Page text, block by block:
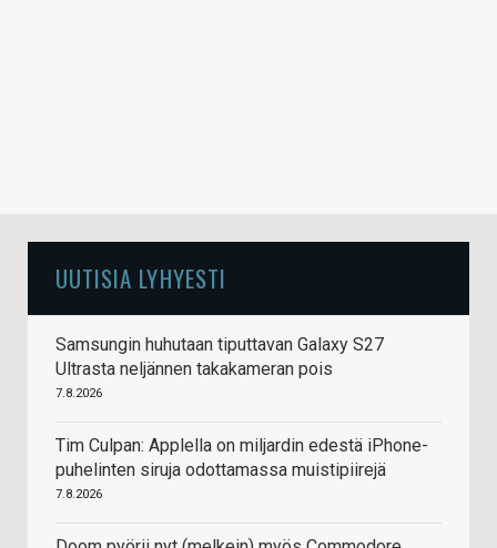
UUTISIA LYHYESTI
Samsungin huhutaan tiputtavan Galaxy S27
Ultrasta neljännen takakameran pois
7.8.2026
Tim Culpan: Applella on miljardin edestä iPhone-
puhelinten siruja odottamassa muistipiirejä
7.8.2026